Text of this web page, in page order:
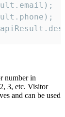
number in
3, etc. Visitor
and can be used